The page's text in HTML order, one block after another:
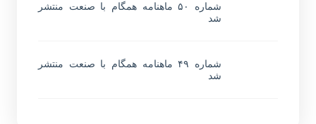
شماره ۵۰ ماهنامه همگام با صنعت منتشر
شد
شماره ۴۹ ماهنامه همگام با صنعت منتشر
شد